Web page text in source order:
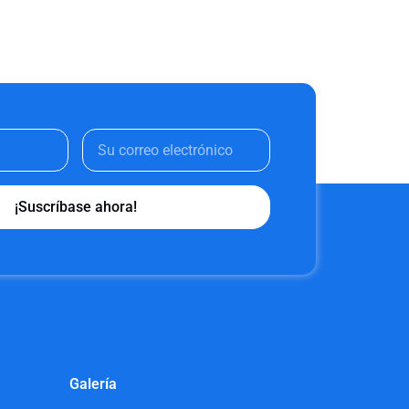
¡Suscríbase ahora!
Galería